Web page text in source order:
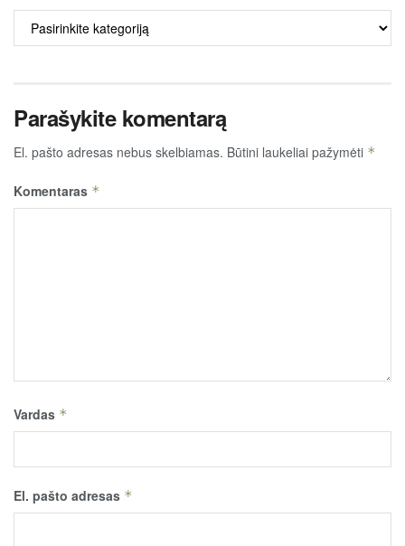
ALKO
TURINYS
Parašykite komentarą
El. pašto adresas nebus skelbiamas. Būtini laukeliai pažymėti *
Komentaras *
Vardas *
El. pašto adresas *